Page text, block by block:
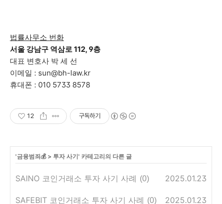
법률사무소 번화
서울 강남구 역삼로 112, 9층
대표 변호사 박 세 선
이메일 : sun@bh-law.kr
휴대폰 : 010 5733 8578
12 구독하기
'금융범죄💰> 투자 사기' 카테고리의 다른 글
SAINO 코인거래소 투자 사기 사례 (0) 2025.01.23
SAFEBIT 코인거래소 투자 사기 사례 (0)
2025.01.23